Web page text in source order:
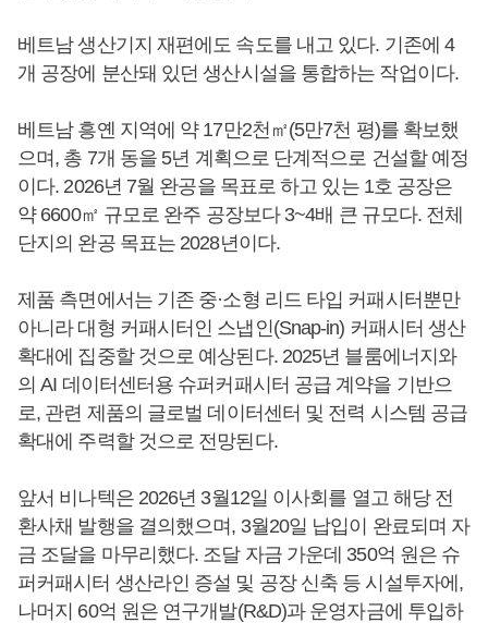
베트남 생산기지 재편에도 속도를 내고 있다. 기존에 4
개 공장에 분산돼 있던 생산시설을 통합하는 작업이다.
베트남 흥옌 지역에 약 17만2천㎡(5만7천 평)를 확보했
으며, 총 7개 동을 5년 계획으로 단계적으로 건설할 예정
이다. 2026년 7월 완공을 목표로 하고 있는 1호 공장은
약 6600㎡ 규모로 완주 공장보다 3~4배 큰 규모다. 전체
단지의 완공 목표는 2028년이다.
제품 측면에서는 기존 중·소형 리드 타입 커패시터뿐만
아니라 대형 커패시터인 스냅인(Snap-in) 커패시터 생산
확대에 집중할 것으로 예상된다. 2025년 블룸에너지와
의 AI 데이터센터용 슈퍼커패시터 공급 계약을 기반으
로, 관련 제품의 글로벌 데이터센터 및 전력 시스템 공급
확대에 주력할 것으로 전망된다.
앞서 비나텍은 2026년 3월12일 이사회를 열고 해당 전
환사채 발행을 결의했으며, 3월20일 납입이 완료되며 자
금 조달을 마무리했다. 조달 자금 가운데 350억 원은 슈
퍼커패시터 생산라인 증설 및 공장 신축 등 시설투자에,
나머지 60억 원은 연구개발(R&D)과 운영자금에 투입하